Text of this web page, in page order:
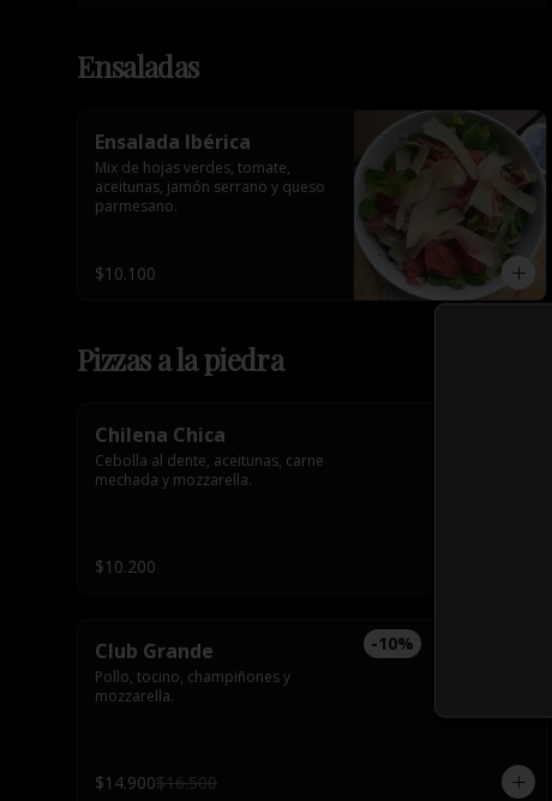
Ensaladas
Ensalada Ibérica
Mix de hojas verdes, tomate,
aceitunas, jamón serrano y queso
parmesano.
$10.100
Pizzas a la piedra
Chilena Chica
Cebolla al dente, aceitunas, carne
mechada y mozzarella.
$10.200
-10%
Club Grande
Pollo, tocino, champiñones y
mozzarella.
$14.900$16.500